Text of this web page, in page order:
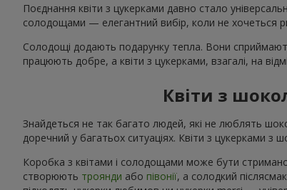
Поєднання квіти з цукерками давно стало
солодощами — елегантний вибір, коли не хочеться
Солодощі додають подарунку тепла. Вони
працюють добре, а квіти з цукерками, взагалі, на
Квіти з
Знайдеться не так багато людей, які не люблять
доречний у багатьох ситуаціях. Квіти з цукерками з
Коробка з квітами і солодощами може бути
створюють троянди або півонії, а солодкий